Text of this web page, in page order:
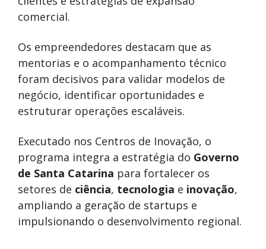
comercial.
Os empreendedores destacam que as
mentorias e o acompanhamento técnico
foram decisivos para validar modelos de
negócio, identificar oportunidades e
estruturar operações escaláveis.
Executado nos Centros de Inovação, o
programa integra a estratégia do Governo
de Santa Catarina para fortalecer os
setores de ciência, tecnologia e inovação,
ampliando a geração de startups e
impulsionando o desenvolvimento regional.